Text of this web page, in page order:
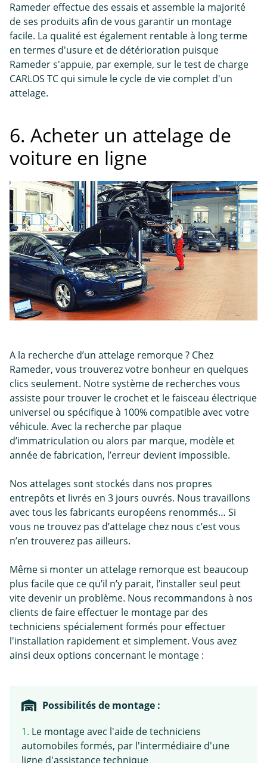
Rameder effectue des essais et assemble la majorité
de ses produits afin de vous garantir un montage
facile. La qualité est également rentable à long terme
en termes d'usure et de détérioration puisque
Rameder s'appuie, par exemple, sur le test de charge
CARLOS TC qui simule le cycle de vie complet d'un
attelage.
6. Acheter un attelage de
voiture en ligne
A la recherche d’un attelage remorque ? Chez
Rameder, vous trouverez votre bonheur en quelques
clics seulement. Notre système de recherches vous
assiste pour trouver le crochet et le faisceau électrique
universel ou spécifique à 100% compatible avec votre
véhicule. Avec la recherche par plaque
d’immatriculation ou alors par marque, modèle et
année de fabrication, l’erreur devient impossible.
Nos attelages sont stockés dans nos propres
entrepôts et livrés en 3 jours ouvrés. Nous travaillons
avec tous les fabricants européens renommés… Si
vous ne trouvez pas d’attelage chez nous c’est vous
n’en trouverez pas ailleurs.
Même si monter un attelage remorque est beaucoup
plus facile que ce qu’il n’y parait, l’installer seul peut
vite devenir un problème. Nous recommandons à nos
clients de faire effectuer le montage par des
techniciens spécialement formés pour effectuer
l'installation rapidement et simplement. Vous avez
ainsi deux options concernant le montage :
Possibilités de montage :
1. Le montage avec l'aide de techniciens
automobiles formés, par l'intermédiaire d'une
ligne d'assistance technique